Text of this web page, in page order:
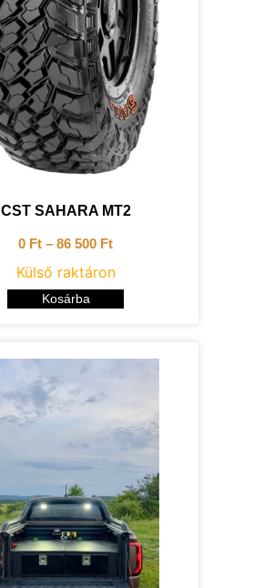
CST SAHARA MT2
0 Ft –86 500 Ft
Külső raktáron
Kosárba